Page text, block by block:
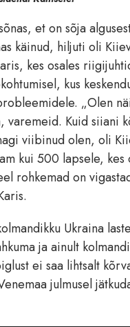
et on sõja
käinud, hiljuti oli
kes osales
kus
„Olen
varemeid. Kuid siiani
viibinud olen, oli
kui 500 lapsele, kes
rohkemad on
Ukraina
ja ainult
ei saa lihtsalt
julmusel